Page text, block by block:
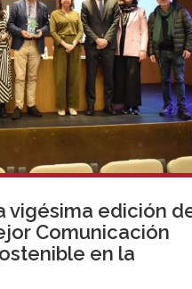
vigésima edición
Comunicación
en la